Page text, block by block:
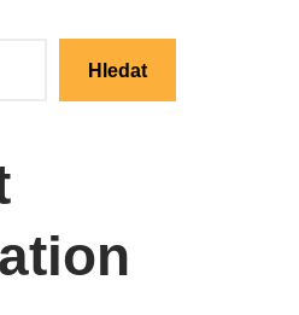
Hledat